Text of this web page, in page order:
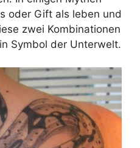
oder Gift als leben und
zwei Kombinationen
Symbol der Unterwelt.